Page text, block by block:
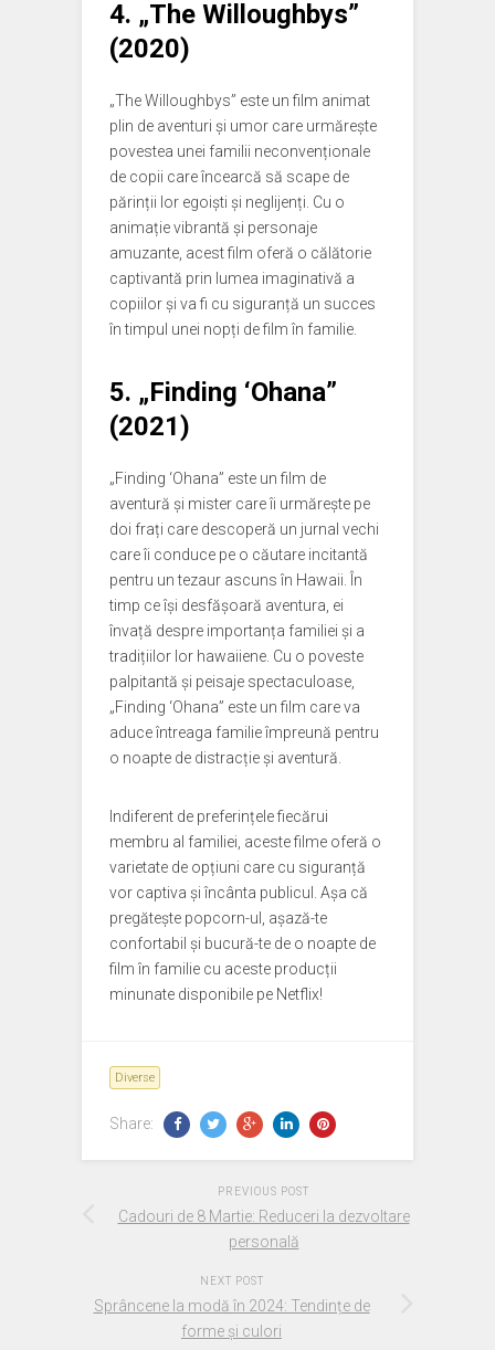
4. „The Willoughbys”
(2020)
„The Willoughbys” este un film animat
plin de aventuri și umor care urmărește
povestea unei familii neconvenționale
de copii care încearcă să scape de
părinții lor egoiști și neglijenți. Cu o
animație vibrantă și personaje
amuzante, acest film oferă o călătorie
captivantă prin lumea imaginativă a
copiilor și va fi cu siguranță un succes
în timpul unei nopți de film în familie.
5. „Finding ‘Ohana”
(2021)
„Finding ‘Ohana” este un film de
aventură și mister care îi urmărește pe
doi frați care descoperă un jurnal vechi
care îi conduce pe o căutare incitantă
pentru un tezaur ascuns în Hawaii. În
timp ce își desfășoară aventura, ei
învață despre importanța familiei și a
tradițiilor lor hawaiiene. Cu o poveste
palpitantă și peisaje spectaculoase,
„Finding ‘Ohana” este un film care va
aduce întreaga familie împreună pentru
o noapte de distracție și aventură.
Indiferent de preferințele fiecărui
membru al familiei, aceste filme oferă o
varietate de opțiuni care cu siguranță
vor captiva și încânta publicul. Așa că
pregătește popcorn-ul, așază-te
confortabil și bucură-te de o noapte de
film în familie cu aceste producții
minunate disponibile pe Netflix!
Diverse
Share:
PREVIOUS POST
Cadouri de 8 Martie: Reduceri la dezvoltare
personală
NEXT POST
Sprâncene la modă în 2024: Tendințe de
forme și culori